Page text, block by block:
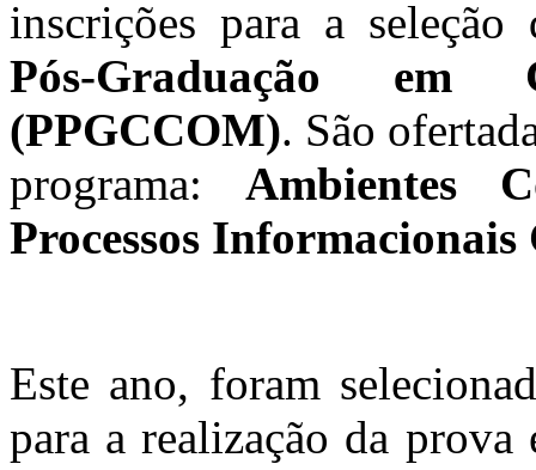
inscrições para a
Pós-Graduação em
(PPGCCOM). São
programa: Ambientes
Processos
Este ano, foram
para a realização da